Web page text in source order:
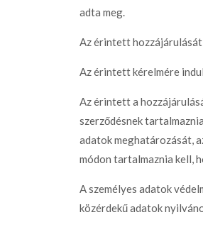
adta meg.
Az érintett
Az érintett kérelmére
Az érintett a
szerződésnek
adatok meghatározását,
módon tartalmaznia kell,
A személyes adatok
közérdekű adatok